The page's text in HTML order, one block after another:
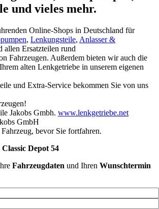
und vieles mehr.
Online-Shops in Deutschland für
, Lenkungsteile, Anlasser &
allen Ersatzteilen rund
Fahrzeugen. Außerdem bieten wir auch die
alten Lenkgetriebe in unserem eigenen
und Extra-Service bekommen Sie von uns
Jakobs Gmbh. www.lenkgetriebe.net
GmbH
bevor Sie fortfahren.
Classic Depot 54
Fahrzeugdaten und Ihren Wunschtermin